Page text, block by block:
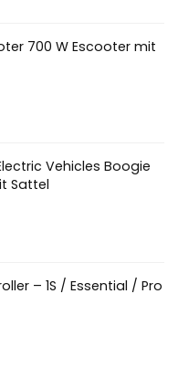
700 W Escooter mit
Vehicles Boogie
Sattel
– 1S / Essential / Pro